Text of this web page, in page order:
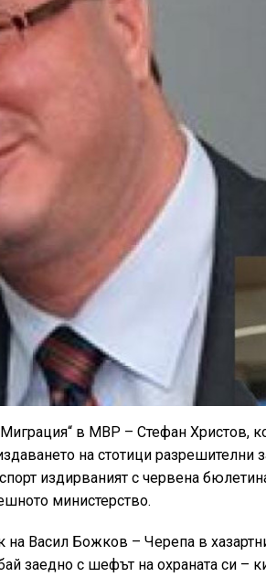
в МВР – Стефан Христов,
на стотици разрешителни
издирваният с червена
министерство.
Васил Божков – Черепа в
заедно с шефът на охраната си –